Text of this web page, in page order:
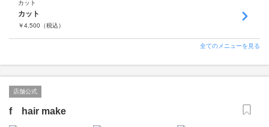
カット
カット
￥4,500 （税込）
全てのメニューを見る
店舗公式
f hair make